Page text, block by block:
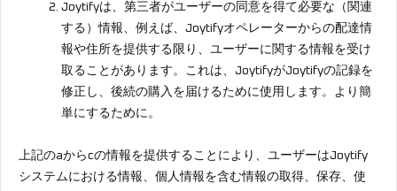
Joytifyは、第三者がユーザーの同意を得て必要な（関連
する）情報、例えば、Joytifyオペレーターからの配達情
報や住所を提供する限り、ユーザーに関する情報を受け
取ることがあります。これは、JoytifyがJoytifyの記録を
修正し、後続の購入を届けるために使用します。より簡
単にするために。
上記のaからcの情報を提供することにより、ユーザーはJoytify
システムにおける情報、個人情報を含む情報の取得、保存、使